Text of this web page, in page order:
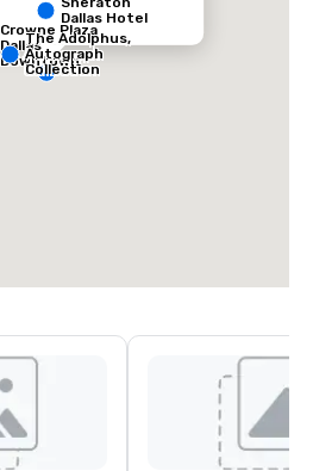
Dallas Hotel
Crowne Plaza
Dallas
Downtown
The Adolphus,
Autograph
Collection